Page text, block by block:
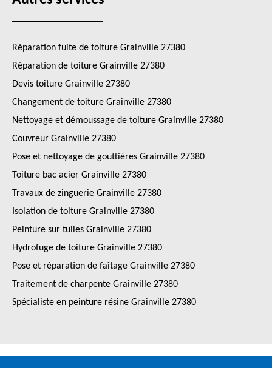
Réparation fuite de toiture Grainville 27380
Réparation de toiture Grainville 27380
Devis toiture Grainville 27380
Changement de toiture Grainville 27380
Nettoyage et démoussage de toiture Grainville 27380
Couvreur Grainville 27380
Pose et nettoyage de gouttières Grainville 27380
Toiture bac acier Grainville 27380
Travaux de zinguerie Grainville 27380
Isolation de toiture Grainville 27380
Peinture sur tuiles Grainville 27380
Hydrofuge de toiture Grainville 27380
Pose et réparation de faîtage Grainville 27380
Traitement de charpente Grainville 27380
Spécialiste en peinture résine Grainville 27380